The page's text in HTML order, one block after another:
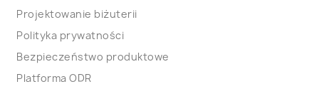
Projektowanie biżuterii
Polityka prywatności
Bezpieczeństwo produktowe
Platforma ODR